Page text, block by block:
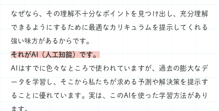
なぜなら、その理解不十分なポイントを見つけ出し、充分理解
できるようにするために最適なカリキュラムを提示してくれる
強い味方があるからです。
それがAI（人工知能）です。
AIはすでに色々なところで使われていますが、過去の膨大なデ
ータを学習し、そこから私たちが求める予測や解決策を提示す
ることに優れています。実は、このAIを使った学習方法があり
ます。